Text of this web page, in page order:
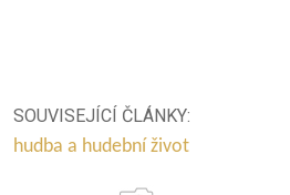
SOUVISEJÍCÍ ČLÁNKY:
hudba a hudební život